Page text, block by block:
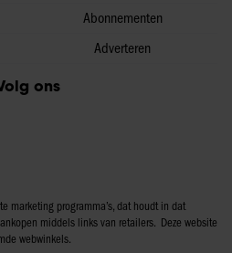
Abonnementen
Adverteren
ons
marketing programma’s, dat houdt in dat
middels links van retailers. Deze website
webwinkels.